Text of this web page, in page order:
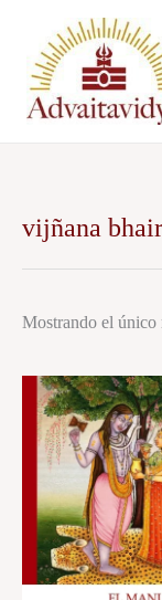
contenido
vijñana
Mostrando el único